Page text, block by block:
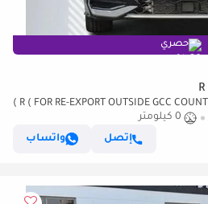
حصري
0 كيلومتر
إتصل
واتساب